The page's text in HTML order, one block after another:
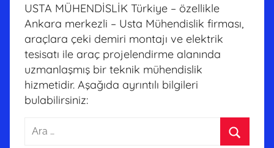
USTA MÜHENDİSLİK Türkiye – özellikle
Ankara merkezli – Usta Mühendislik firması,
araçlara çeki demiri montajı ve elektrik
tesisatı ile araç projelendirme alanında
uzmanlaşmış bir teknik mühendislik
hizmetidir. Aşağıda ayrıntılı bilgileri
bulabilirsiniz:
Arama: